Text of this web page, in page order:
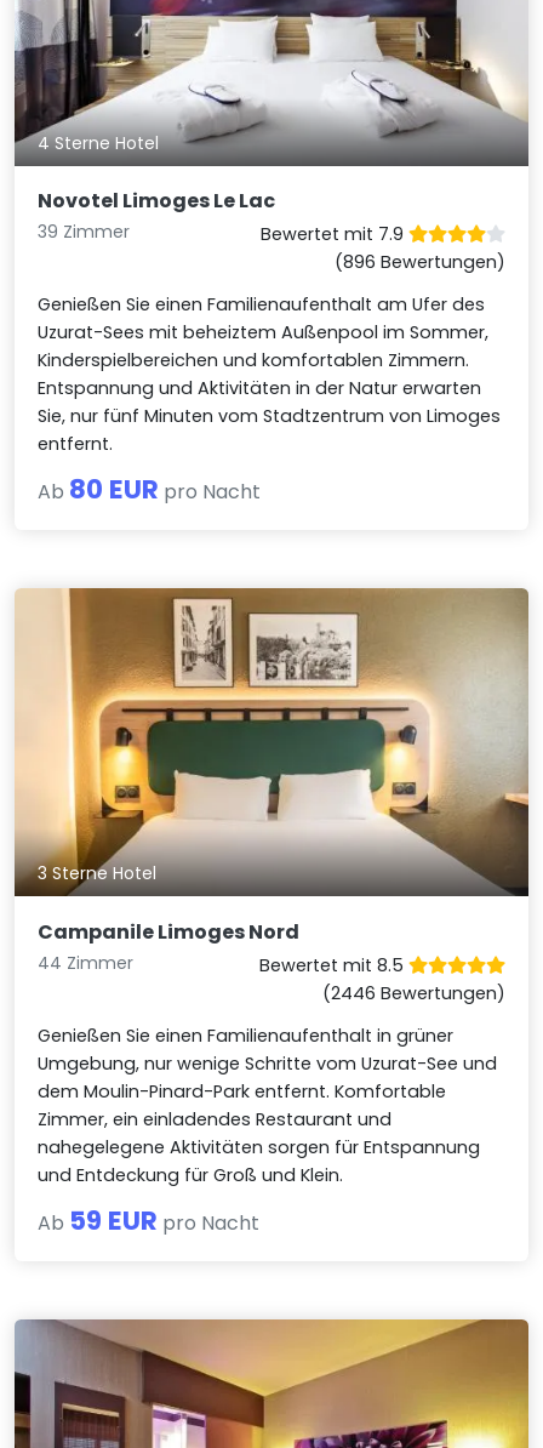
4 Sterne Hotel
Novotel Limoges Le Lac
39 Zimmer
Bewertet mit 7.9
(896 Bewertungen)
Genießen Sie einen Familienaufenthalt am Ufer des
Uzurat-Sees mit beheiztem Außenpool im Sommer,
Kinderspielbereichen und komfortablen Zimmern.
Entspannung und Aktivitäten in der Natur erwarten
Sie, nur fünf Minuten vom Stadtzentrum von Limoges
entfernt.
Ab 80 EUR pro Nacht
3 Sterne Hotel
Campanile Limoges Nord
44 Zimmer
Bewertet mit 8.5
(2446 Bewertungen)
Genießen Sie einen Familienaufenthalt in grüner
Umgebung, nur wenige Schritte vom Uzurat-See und
dem Moulin-Pinard-Park entfernt. Komfortable
Zimmer, ein einladendes Restaurant und
nahegelegene Aktivitäten sorgen für Entspannung
und Entdeckung für Groß und Klein.
Ab 59 EUR pro Nacht